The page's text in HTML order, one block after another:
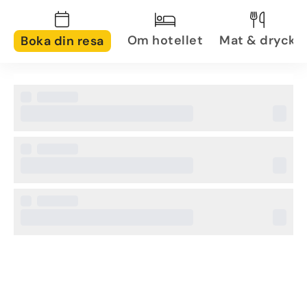
Boka din resa Om hotellet Mat & dryck